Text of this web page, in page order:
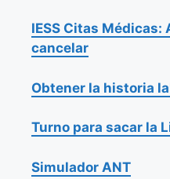
IESS Citas
cancelar
Obtener la historia
Turno para sacar la
Simulador ANT